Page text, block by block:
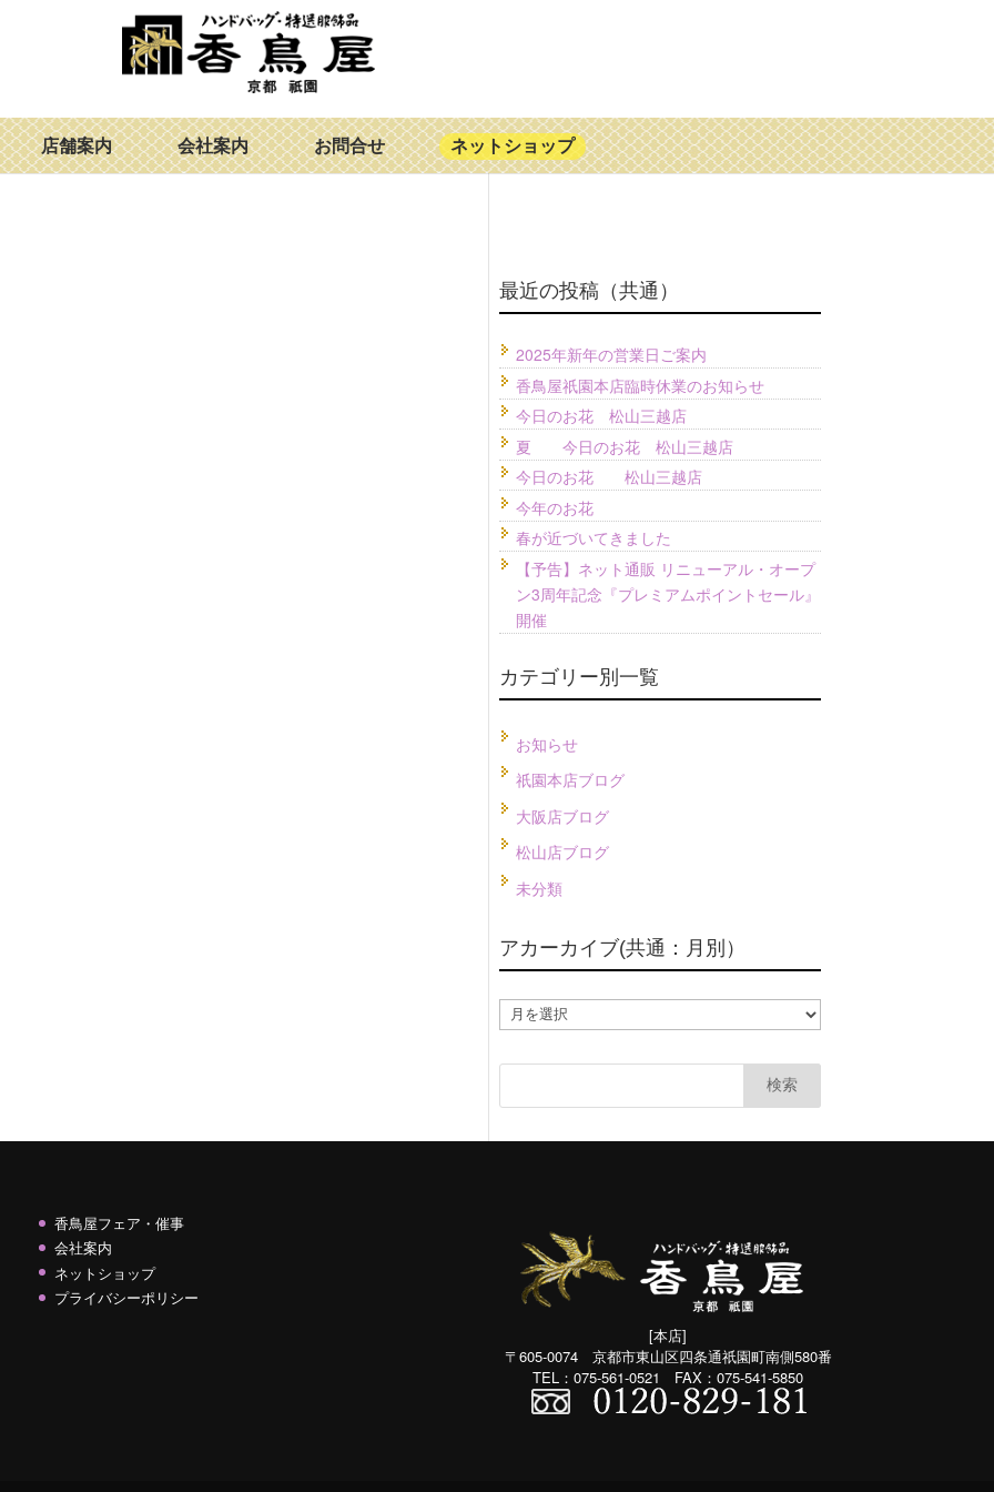
店舗案内 会社案内 お問合せ ネットショップ
最近の投稿（共通）
2025年新年の営業日ご案内
香鳥屋祇園本店臨時休業のお知らせ
今日のお花 松山三越店
夏 今日のお花 松山三越店
今日のお花 松山三越店
今年のお花
春が近づいてきました
【予告】ネット通販 リニューアル・オープ
ン3周年記念『プレミアムポイントセール』
開催
カテゴリー別一覧
お知らせ
祇園本店ブログ
大阪店ブログ
松山店ブログ
未分類
アカーカイブ(共通：月別）
カ
ー
イ
ブ
別）
香鳥屋フェア・催事
会社案内
ネットショップ
プライバシーポリシー
[本店]
〒605-0074 京都市東山区四条通祇園町南側580番
TEL：075-561-0521 FAX：075-541-5850